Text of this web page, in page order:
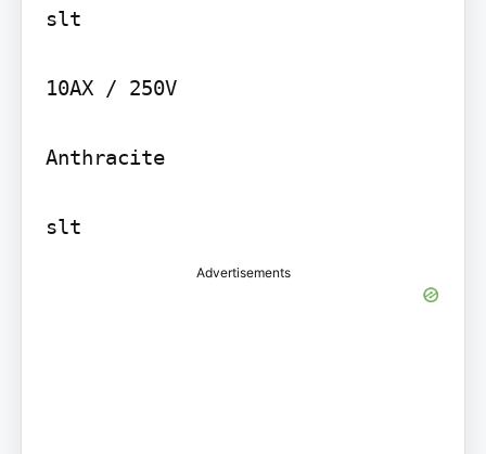
slt
10AX / 250V
Anthracite
slt
Advertisements